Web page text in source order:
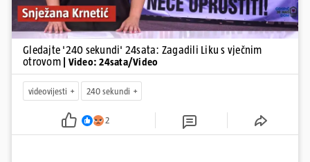
Gledajte '240 sekundi' 24sata: Zagadili Liku s vječnim
otrovom
| Video: 24sata/Video
videovijesti 240 sekundi
2